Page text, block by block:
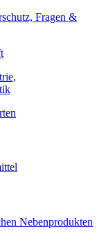
Fragen &
Nebenprodukten